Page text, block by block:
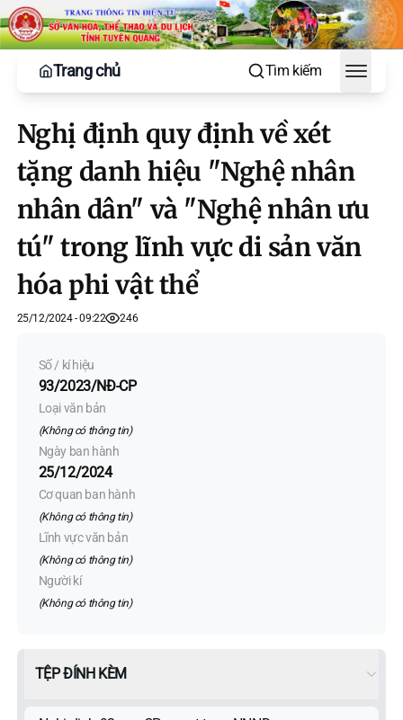
Trang chủ Tìm kiếm
Toggle
Nghị định quy định về xét
tặng danh hiệu "Nghệ nhân
nhân dân" và "Nghệ nhân ưu
tú" trong lĩnh vực di sản văn
hóa phi vật thể
25/12/2024 - 09:22 246
Số / kí hiệu
93/2023/NĐ-CP
Loại văn bản
(Không có thông tin)
Ngày ban hành
25/12/2024
Cơ quan ban hành
(Không có thông tin)
Lĩnh vực văn bản
(Không có thông tin)
Người kí
(Không có thông tin)
TỆP ĐÍNH KÈM